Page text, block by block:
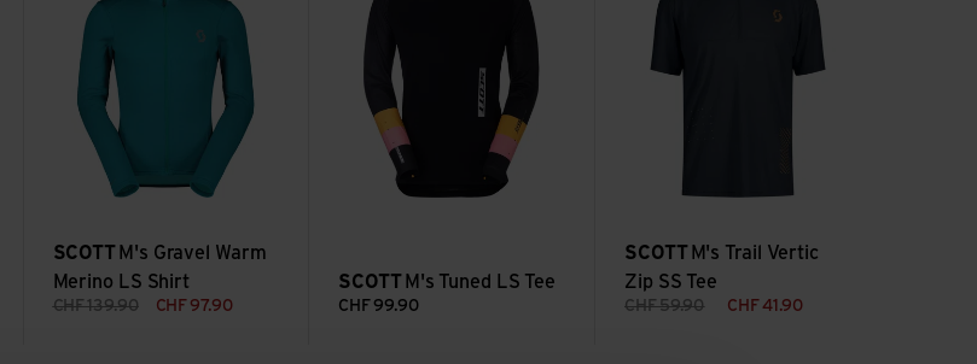
SCOTT M's Gravel Warm
Merino LS Shirt
CHF139.90 CHF 97.90
SCOTT M's Tuned LS Tee
CHF 99.90
SCOTT M's Trail Vertic
Zip SS Tee
CHF59.90 CHF 41.90